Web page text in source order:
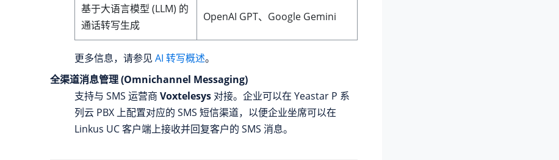
基于大语言模型 (LLM) 的
通话转写生成
OpenAI GPT、Google Gemini
更多信息，请参见 AI 转写概述。
全渠道消息管理 (Omnichannel Messaging)
支持与 SMS 运营商 Voxtelesys 对接。企业可以在 Yeastar P 系
列云 PBX 上配置对应的 SMS 短信渠道，以便企业坐席可以在
Linkus UC 客户端上接收并回复客户的 SMS 消息。